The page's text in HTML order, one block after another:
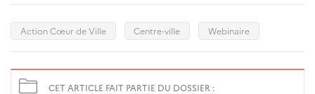
Action Cœur de Ville Centre-ville Webinaire
CET ARTICLE FAIT PARTIE DU DOSSIER :